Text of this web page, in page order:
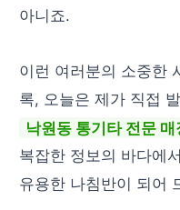
아니죠.
이런 여러분의 소중한
록, 오늘은 제가 직접
낙원동 통기타 전문 매
복잡한 정보의 바다에
유용한 나침반이 되어